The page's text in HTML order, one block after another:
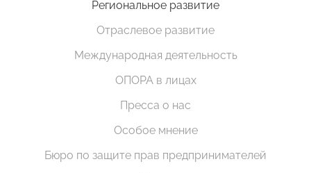
Региональное развитие
Отраслевое развитие
Международная деятельность
ОПОРА в лицах
Пресса о нас
Особое мнение
Бюро по защите прав предпринимателей